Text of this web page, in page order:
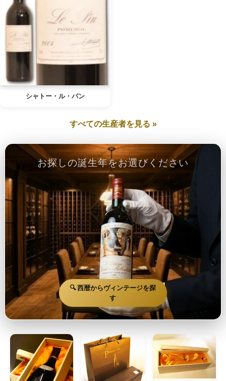
シャトー・ル・パン
すべての生産者を見る »
お探しの誕生年をお選びください
🔍 西暦からヴィンテージを探
す